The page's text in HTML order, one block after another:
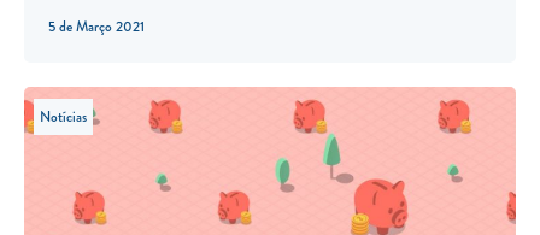
5 de Março 2021
Notícias